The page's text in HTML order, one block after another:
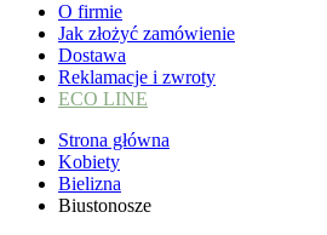
O firmie
Jak złożyć zamówienie
Dostawa
Reklamacje i zwroty
ECO LINE
Strona główna
Kobiety
Bielizna
Biustonosze